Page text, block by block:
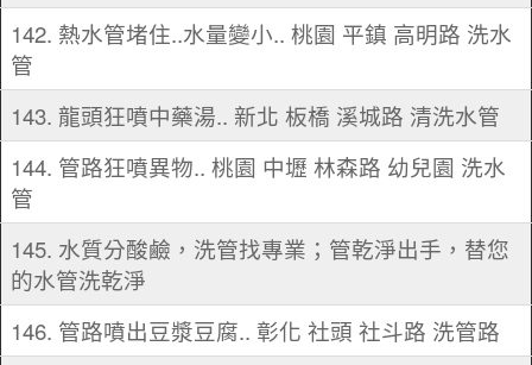
142. 熱水管堵住..水量變小.. 桃園 平鎮 高明路 洗水
管
143. 龍頭狂噴中藥湯.. 新北 板橋 溪城路 清洗水管
144. 管路狂噴異物.. 桃園 中壢 林森路 幼兒園 洗水
管
145. 水質分酸鹼，洗管找專業；管乾淨出手，替您
的水管洗乾淨
146. 管路噴出豆漿豆腐.. 彰化 社頭 社斗路 洗管路